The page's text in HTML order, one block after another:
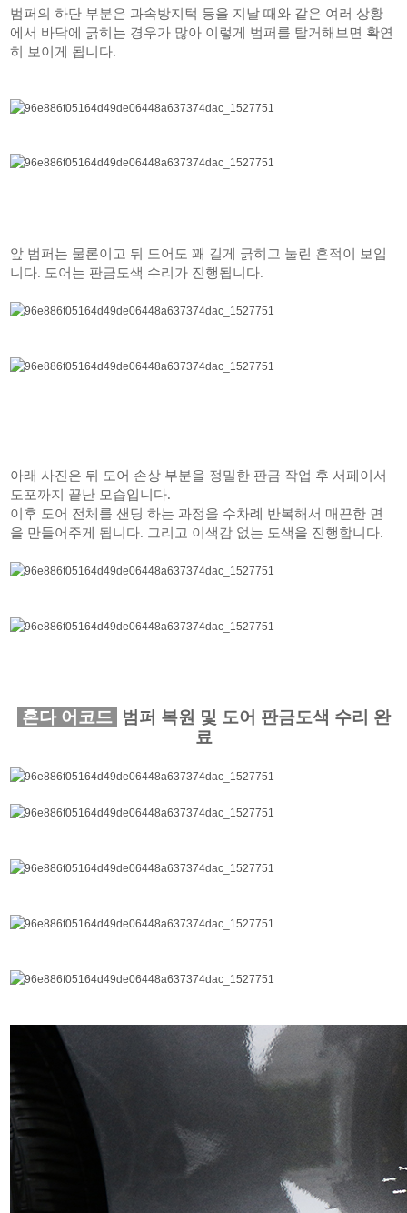
범퍼의 하단 부분은 과속방지턱 등을 지날 때와 같은 여러 상황
에서 바닥에 긁히는 경우가 많아 이렇게 범퍼를 탈거해보면 확연
히 보이게 됩니다.
앞 범퍼는 물론이고 뒤 도어도 꽤 길게 긁히고 눌린 흔적이 보입
니다. 도어는 판금도색 수리가 진행됩니다.
아래 사진은 뒤 도어 손상 부분을 정밀한 판금 작업 후 서페이서
도포까지 끝난 모습입니다.
이후 도어 전체를 샌딩 하는 과정을 수차례 반복해서 매끈한 면
을 만들어주게 됩니다. 그리고 이색감 없는 도색을 진행합니다.
혼다 어코드 범퍼 복원 및 도어 판금도색 수리 완
료